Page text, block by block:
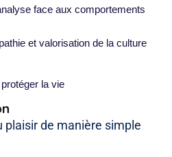
face aux comportements
et valorisation de la culture
la vie
plaisir de manière simple